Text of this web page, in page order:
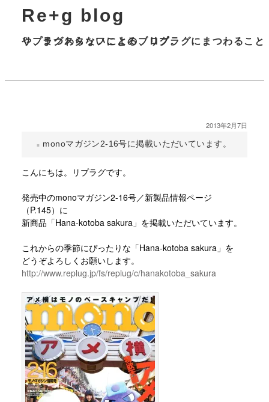
Re+g blog
リプラグスタッフによる、リプラグにまつわることや、まつわらないことのブログ。
2013年2月7日
monoマガジン2-16号に掲載いただいています。
こんにちは。リプラグです。
発売中のmonoマガジン2-16号／新製品情報ページ
（P.145）に
新商品「Hana-kotoba sakura」を掲載いただいています。
これからの季節にぴったりな「Hana-kotoba sakura」を
どうぞよろしくお願いします。
http://www.replug.jp/fs/replug/c/hanakotoba_sakura